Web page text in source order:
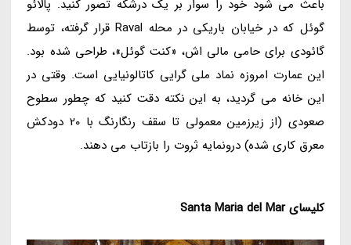
باعث می شود خود را سوار بر یک درشکه تصور کنید. پالائو
گوئل که در خیابان باریکی در محله Raval قرار گرفته، توسط
گائودی برای حامی مالی اش، «کنت گوئل»، طراحی شده بود.
این عمارت امروزه نماد ملی گرایی کاتالونیایی است. وقتی در
این خانه می گردید، به این نکته دقت کنید که چطور سطوح
صعودی (از زیرزمین معمولی تا سقف رنگارنگ با 20 دودکش
معرق کاری شده) درونمایه ثروت را بازتاب می دهند.
کلیسایSanta Maria del Mar